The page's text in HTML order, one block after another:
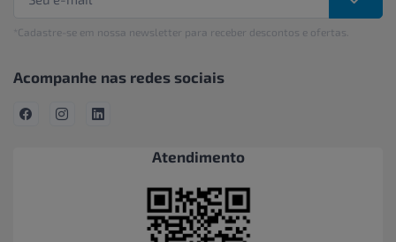
*Cadastre-se em nossa newsletter para receber descontos e ofertas.
Acompanhe nas redes sociais
Atendimento